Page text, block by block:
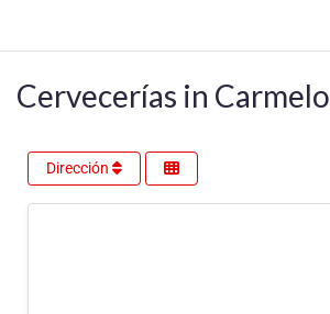
Cervecerías in Carmelo
Dirección